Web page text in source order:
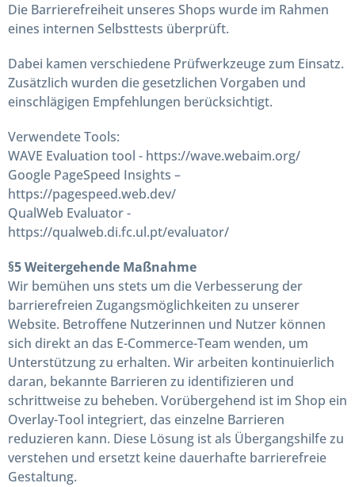
Die Barrierefreiheit unseres Shops wurde im Rahmen
eines internen Selbsttests überprüft.
Dabei kamen verschiedene Prüfwerkzeuge zum Einsatz.
Zusätzlich wurden die gesetzlichen Vorgaben und
einschlägigen Empfehlungen berücksichtigt.
Verwendete Tools:
WAVE Evaluation tool - https://wave.webaim.org/
Google PageSpeed Insights –
https://pagespeed.web.dev/
QualWeb Evaluator -
https://qualweb.di.fc.ul.pt/evaluator/
§5 Weitergehende Maßnahme
Wir bemühen uns stets um die Verbesserung der
barrierefreien Zugangsmöglichkeiten zu unserer
Website. Betroffene Nutzerinnen und Nutzer können
sich direkt an das E-Commerce-Team wenden, um
Unterstützung zu erhalten. Wir arbeiten kontinuierlich
daran, bekannte Barrieren zu identifizieren und
schrittweise zu beheben. Vorübergehend ist im Shop ein
Overlay-Tool integriert, das einzelne Barrieren
reduzieren kann. Diese Lösung ist als Übergangshilfe zu
verstehen und ersetzt keine dauerhafte barrierefreie
Gestaltung.